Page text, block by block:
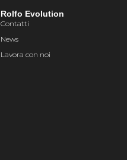
Rolfo Evolution
Contatti
News
Lavora con noi